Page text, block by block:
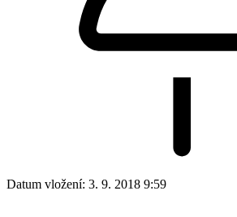
Datum vložení: 3. 9. 2018 9:59